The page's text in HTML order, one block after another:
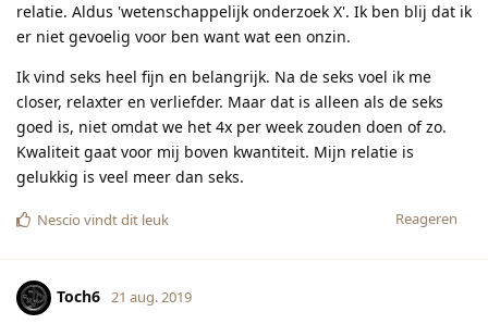
relatie. Aldus 'wetenschappelijk onderzoek X'. Ik ben blij dat ik
er niet gevoelig voor ben want wat een onzin.
Ik vind seks heel fijn en belangrijk. Na de seks voel ik me
closer, relaxter en verliefder. Maar dat is alleen als de seks
goed is, niet omdat we het 4x per week zouden doen of zo.
Kwaliteit gaat voor mij boven kwantiteit. Mijn relatie is
gelukkig is veel meer dan seks.
Reageren
Nescio vindt dit leuk
Toch6 21 aug. 2019